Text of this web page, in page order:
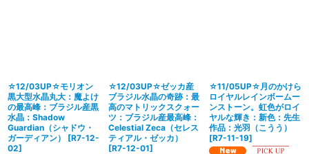
☆12/03UP☆モリオン
黒大型水晶丸大：魔よけ
の最高峰：ブラジル産黒
水晶：Shadow
Guardian（シャドウ・
ガーディアン）
[R7-12-
02]
☆12/03UP☆ゼッカ産
ブラジル水晶の奇跡：最
高のマトリックスクォー
ツ：ブラジル産最高峰：
Celestial Zeca（セレス
ティアル・ゼッカ）
[R7-12-01]
☆11/05UP☆月のかけら
ロイヤルレインボームー
ンストーン。虹色がロイ
ヤルな輝き：新色：先生
作品：光羽（こうう）
[R7-11-19]